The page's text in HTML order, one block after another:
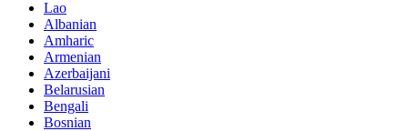
Lao
Albanian
Amharic
Armenian
Azerbaijani
Belarusian
Bengali
Bosnian